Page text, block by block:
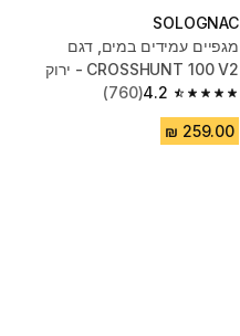
SOLOGNAC
מגפיים עמידים במים, דגם
CROSSHUNT 100 V2 - ירוק
4.2
4.2 out of 5 stars from 760 reviews
(760)